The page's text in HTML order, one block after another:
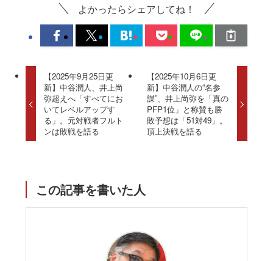
よかったらシェアしてね！
【2025年9月25日更
新】中谷潤人、井上尚
弥超えへ「すべてにお
いてレベルアップす
る」。元対戦者フルト
ンは敗戦を語る
【2025年10月6日更
新】中谷潤人の“名参
謀”、井上尚弥を「真の
PFP1位」と称賛も勝
敗予想は「51対49」。
頂上決戦を語る
この記事を書いた人